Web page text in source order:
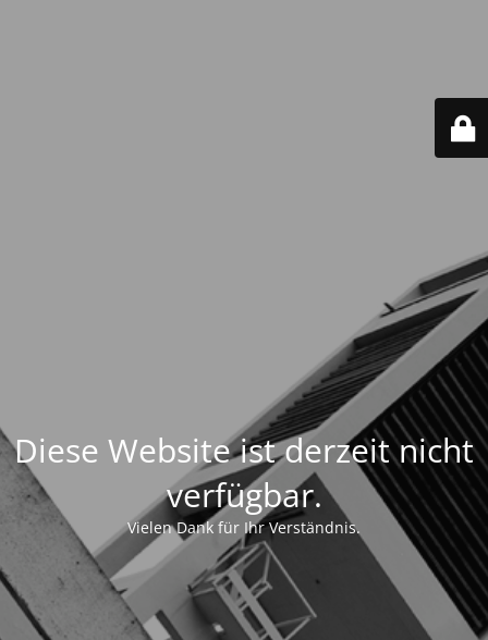
Diese Website ist derzeit nicht
verfügbar.
Vielen Dank für Ihr Verständnis.